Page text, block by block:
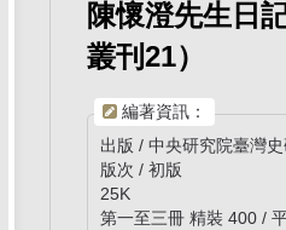
陳懷澄先生日
叢刊21）
編著資訊：
出版 / 中央研究院臺灣
版次 / 初版
25K
第一至三冊 精裝 400 /